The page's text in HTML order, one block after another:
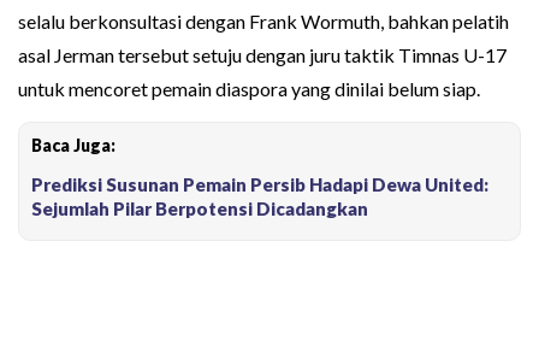
selalu berkonsultasi dengan Frank Wormuth, bahkan pelatih
asal Jerman tersebut setuju dengan juru taktik Timnas U-17
untuk mencoret pemain diaspora yang dinilai belum siap.
Baca Juga:
Prediksi Susunan Pemain Persib Hadapi Dewa United:
Sejumlah Pilar Berpotensi Dicadangkan